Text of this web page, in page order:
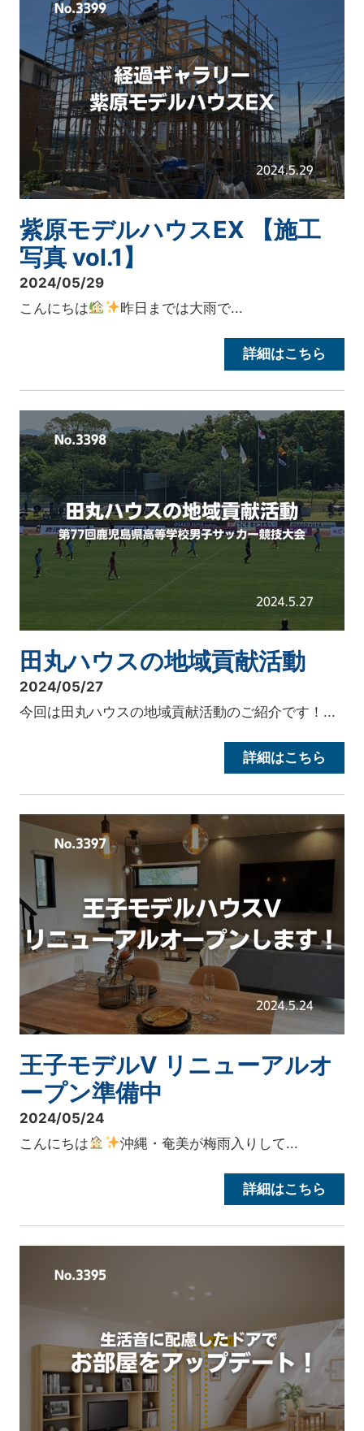
紫原モデルハウスEX 【施工
写真 vol.1】
2024/05/29
こんにちは
昨日までは大雨で...
詳細はこちら
田丸ハウスの地域貢献活動
2024/05/27
今回は田丸ハウスの地域貢献活動のご紹介です！...
詳細はこちら
王子モデルV リニューアルオ
ープン準備中
2024/05/24
こんにちは
沖縄・奄美が梅雨入りして...
詳細はこちら